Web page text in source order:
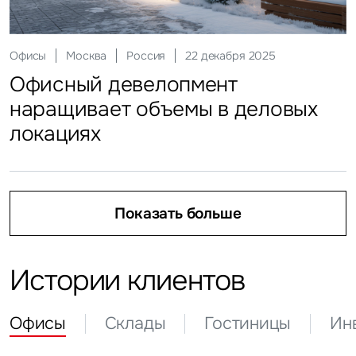
Офисы Москва Россия 22 декабря 2025
Офисный девелопмент
наращивает объемы в деловых
локациях
Показать больше
Склады Москва Россия 25 февраля 2026
Регионы приросли складами
Ритейл 03 апреля 2026
Кто продает на маркетплейсах
Гостиницы Москва Россия 19 мая 2026
Гости столицы идут на неделю
Показать больше
Инвесторы присмотрелись
к регионам
Показать больше
Истории клиентов
Офисы Склады Гостиницы